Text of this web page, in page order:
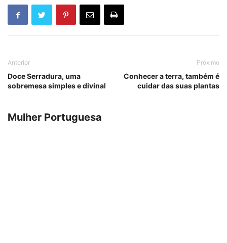
Anterior
Doce Serradura, uma
sobremesa simples e divinal
Próximo
Conhecer a terra, também é
cuidar das suas plantas
Mulher Portuguesa